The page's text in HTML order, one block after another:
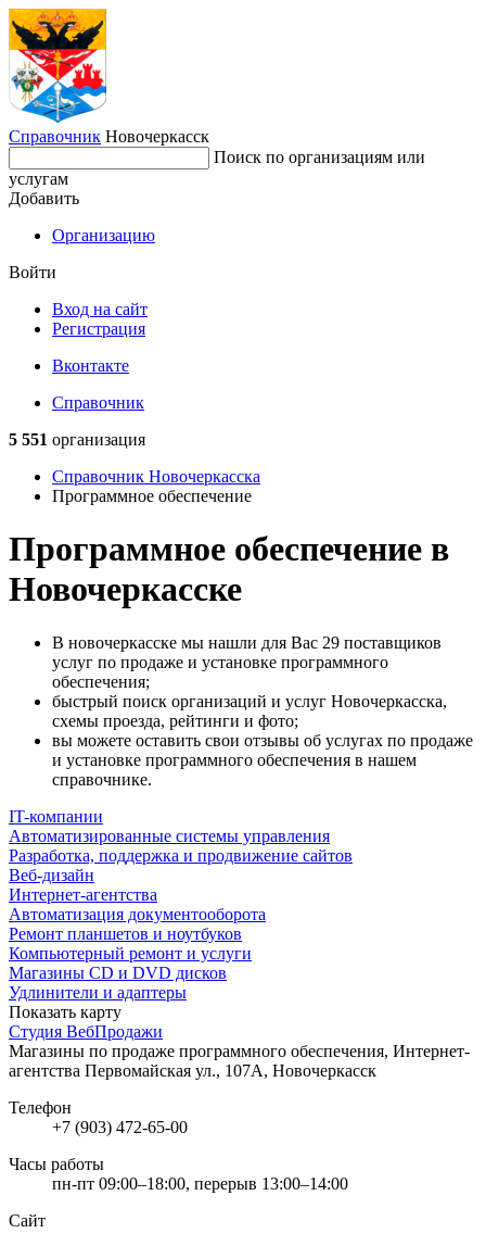
Справочник Новочеркасск
Поиск по организациям или
услугам
Добавить
Организацию
Войти
Вход на сайт
Регистрация
Вконтакте
Справочник
5 551 организация
Справочник Новочеркасска
Программное обеспечение
Программное обеспечение в
Новочеркасске
В новочеркасске мы нашли для Вас 29 поставщиков
услуг по продаже и установке программного
обеспечения;
быстрый поиск организаций и услуг Новочеркасска,
схемы проезда, рейтинги и фото;
вы можете оставить свои отзывы об услугах по продаже
и установке программного обеспечения в нашем
справочнике.
IT-компании
Автоматизированные системы управления
Разработка, поддержка и продвижение сайтов
Веб-дизайн
Интернет-агентства
Автоматизация документооборота
Ремонт планшетов и ноутбуков
Компьютерный ремонт и услуги
Магазины CD и DVD дисков
Удлинители и адаптеры
Показать карту
Студия ВебПродажи
Магазины по продаже программного обеспечения, Интернет-
агентства Первомайская ул., 107А, Новочеркасск
Телефон
+7 (903) 472-65-00
Часы работы
пн-пт 09:00–18:00, перерыв 13:00–14:00
Сайт